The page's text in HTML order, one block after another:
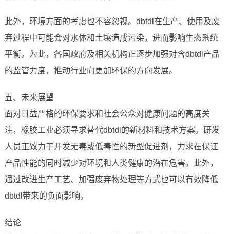
此外，环境方面的考虑也不容忽视。dbtdl在生产、使用及废
弃过程中可能会对水体和土壤造成污染，进而影响生态系统
平衡。为此，各国政府及相关机构正逐步加强对含dbtdl产品
的监管力度，推动行业向更加环保的方向发展。
五、未来展望
面对日益严格的环保要求和社会公众对健康问题的高度关
注，橡胶工业必须寻求替代dbtdl的新材料和技术方案。研发
人员正致力于开发无毒或低毒性的新型促进剂，力求在保证
产品性能的同时减少对环境和人类健康的潜在危害。此外，
通过改进生产工艺、加强废弃物处理等方式也可以有效降低
dbtdl带来的负面影响。
结论